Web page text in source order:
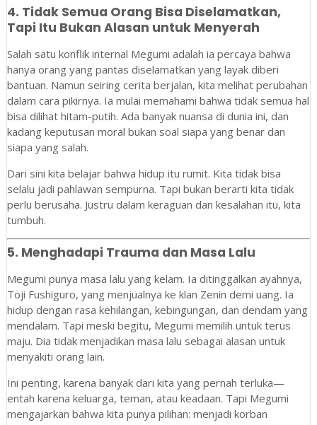
4. Tidak Semua Orang Bisa Diselamatkan,
Tapi Itu Bukan Alasan untuk Menyerah
Salah satu konflik internal Megumi adalah ia percaya bahwa
hanya orang yang pantas diselamatkan yang layak diberi
bantuan. Namun seiring cerita berjalan, kita melihat perubahan
dalam cara pikirnya. Ia mulai memahami bahwa tidak semua hal
bisa dilihat hitam-putih. Ada banyak nuansa di dunia ini, dan
kadang keputusan moral bukan soal siapa yang benar dan
siapa yang salah.
Dari sini kita belajar bahwa hidup itu rumit. Kita tidak bisa
selalu jadi pahlawan sempurna. Tapi bukan berarti kita tidak
perlu berusaha. Justru dalam keraguan dan kesalahan itu, kita
tumbuh.
5. Menghadapi Trauma dan Masa Lalu
Megumi punya masa lalu yang kelam. Ia ditinggalkan ayahnya,
Toji Fushiguro, yang menjualnya ke klan Zenin demi uang. Ia
hidup dengan rasa kehilangan, kebingungan, dan dendam yang
mendalam. Tapi meski begitu, Megumi memilih untuk terus
maju. Dia tidak menjadikan masa lalu sebagai alasan untuk
menyakiti orang lain.
Ini penting, karena banyak dari kita yang pernah terluka—
entah karena keluarga, teman, atau keadaan. Tapi Megumi
mengajarkan bahwa kita punya pilihan: menjadi korban